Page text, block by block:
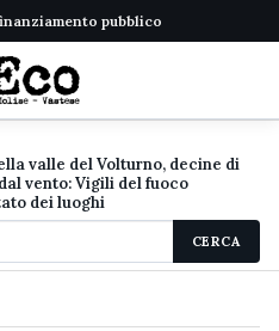
pubblico
valle del Volturno, decine di
vento: Vigili del fuoco
dei luoghi
CERCA